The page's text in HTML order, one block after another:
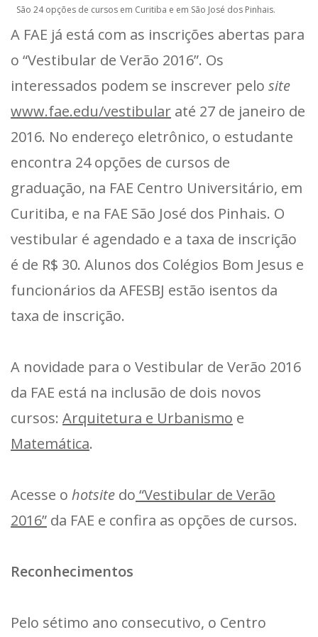
São 24 opções de cursos em Curitiba e em São José dos Pinhais.
A FAE já está com as inscrições abertas para
o “Vestibular de Verão 2016”. Os
interessados podem se inscrever pelo site
www.fae.edu/vestibular até 27 de janeiro de
2016. No endereço eletrônico, o estudante
encontra 24 opções de cursos de
graduação, na FAE Centro Universitário, em
Curitiba, e na FAE São José dos Pinhais. O
vestibular é agendado e a taxa de inscrição
é de R$ 30. Alunos dos Colégios Bom Jesus e
funcionários da AFESBJ estão isentos da
taxa de inscrição.
A novidade para o Vestibular de Verão 2016
da FAE está na inclusão de dois novos
cursos: Arquitetura e Urbanismo e
Matemática.
Acesse o hotsite do “Vestibular de Verão
2016” da FAE e confira as opções de cursos.
Reconhecimentos
Pelo sétimo ano consecutivo, o Centro